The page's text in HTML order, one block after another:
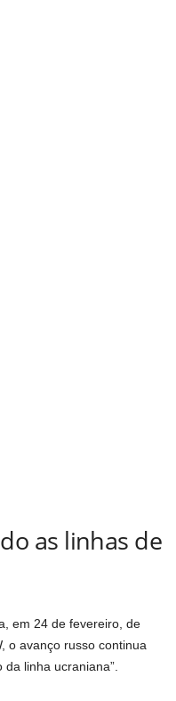
as linhas de
em 24 de fevereiro, de
o avanço russo continua
da linha ucraniana”.